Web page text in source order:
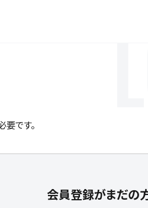
です。
会員登録がまだの